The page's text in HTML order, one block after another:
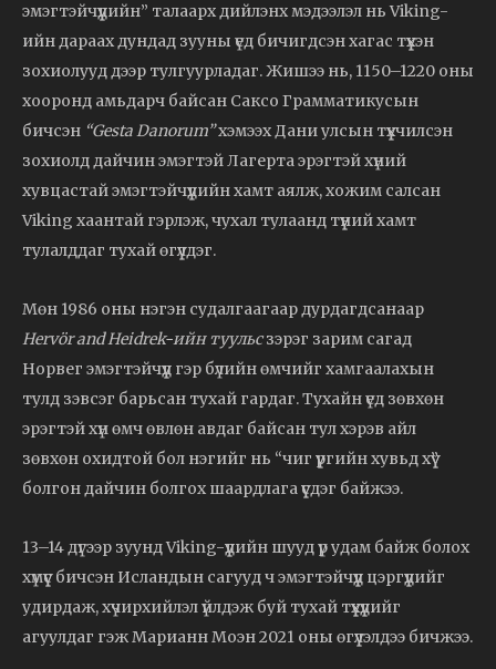
эмэгтэйчүүдийн” талаарх дийлэнх мэдээлэл нь Viking-
ийн дараах дундад зууны үед бичигдсэн хагас түүхэн
зохиолууд дээр тулгуурладаг. Жишээ нь, 1150–1220 оны
хооронд амьдарч байсан Саксо Грамматикусын
бичсэн “Gesta Danorum”хэмээх Дани улсын түүхчилсэн
зохиолд дайчин эмэгтэй Лагерта эрэгтэй хүний
хувцастай эмэгтэйчүүдийн хамт аялж, хожим салсан
Viking хаантай гэрлэж, чухал тулаанд түүний хамт
тулалддаг тухай өгүүлдэг.
Мөн 1986 оны нэгэн судалгаагаар дурдагдсанаар
Hervör and Heidrek-ийн туульсзэрэг зарим сагад
Норвег эмэгтэйчүүд гэр бүлийн өмчийг хамгаалахын
тулд зэвсэг барьсан тухай гардаг. Тухайн үед зөвхөн
эрэгтэй хүн өмч өвлөн авдаг байсан тул хэрэв айл
зөвхөн охидтой бол нэгийг нь “чиг үүргийн хувьд хүү”
болгон дайчин болгох шаардлага үүсдэг байжээ.
13–14 дүгээр зуунд Viking-үүдийн шууд үр удам байж болох
хүмүүс бичсэн Исландын сагууд ч эмэгтэйчүүд цэргүүдийг
удирдаж, хүчирхийлэл үйлдэж буй тухай түүхүүдийг
агуулдаг гэж Марианн Моэн 2021 оны өгүүлэлдээ бичжээ.